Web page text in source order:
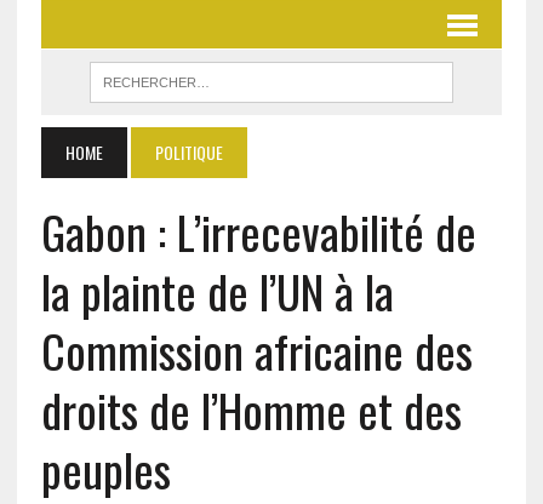
HOME POLITIQUE
Gabon : L’irrecevabilité de
la plainte de l’UN à la
Commission africaine des
droits de l’Homme et des
peuples